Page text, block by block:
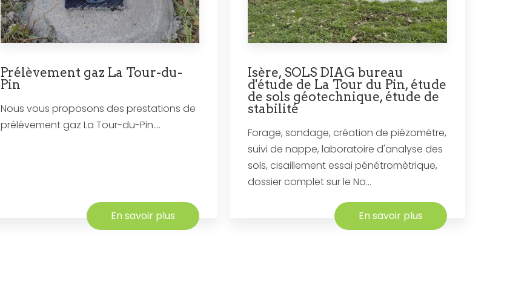
Prélèvement gaz La Tour-du-
Pin
Nous vous proposons des prestations de
prélèvement gaz La Tour-du-Pin....
En savoir plus
Isère, SOLS DIAG bureau
d'étude de La Tour du Pin, étude
de sols géotechnique, étude de
stabilité
Forage, sondage, création de piézomètre,
suivi de nappe, laboratoire d'analyse des
sols, cisaillement essai pénétromètrique,
dossier complet sur le No...
En savoir plus